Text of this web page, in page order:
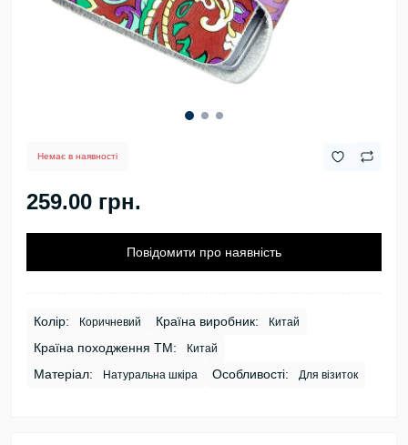
Немає в наявності
259.00 грн.
Повідомити про наявність
Колір: Коричневий Країна виробник: Китай
Країна походження ТМ: Китай
Матеріал: Натуральна шкіра Особливості: Для візиток